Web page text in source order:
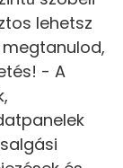
lehetsz
- A